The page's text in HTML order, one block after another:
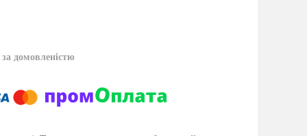
за домовленістю